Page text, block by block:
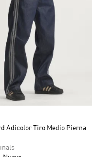
Adicolor Tiro Medio Pierna